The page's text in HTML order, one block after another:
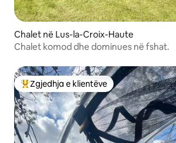
Chalet në Lus-la-Croix-Haute
Chalet komod dhe dominues në fshat.
Më të mirat e zgjedhjeve të klientëve
Zgjedhja e klientëve